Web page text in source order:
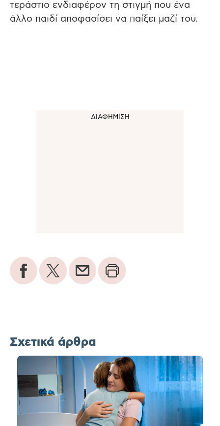
τεράστιο ενδιαφέρον τη στιγμή που ένα
άλλο παιδί αποφασίσει να παίξει μαζί του.
Σχετικά άρθρα